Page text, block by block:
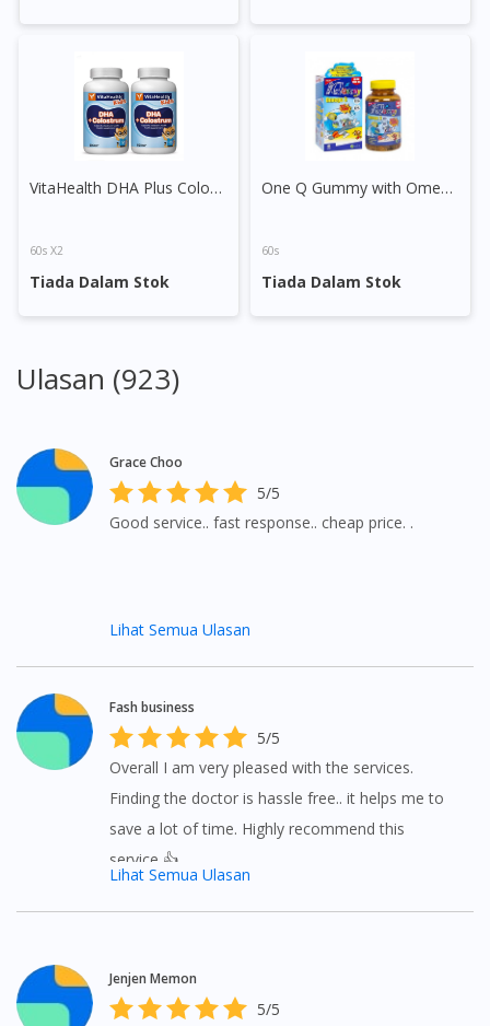
You seem to be shopping from Singapore
You are currently on DoctorOnCall.com.my, our Malaysian
site.
To serve you better, would you like to head over to
No, please do not redirect me
VitaHealth DHA Plus Colostrum Chewable Tablet
60s X2
Tiada Dalam Stok
One Q Gummy with Omega 3
60s
Tiada Dalam Stok
Ulasan (923)
Grace Choo
5/5
Good service.. fast response.. cheap price. .
Lihat Semua Ulasan
Fash business
5/5
Overall I am very pleased with the services.
Finding the doctor is hassle free.. it helps me to
save a lot of time. Highly recommend this
service 👍
Lihat Semua Ulasan
Jenjen Memon
5/5